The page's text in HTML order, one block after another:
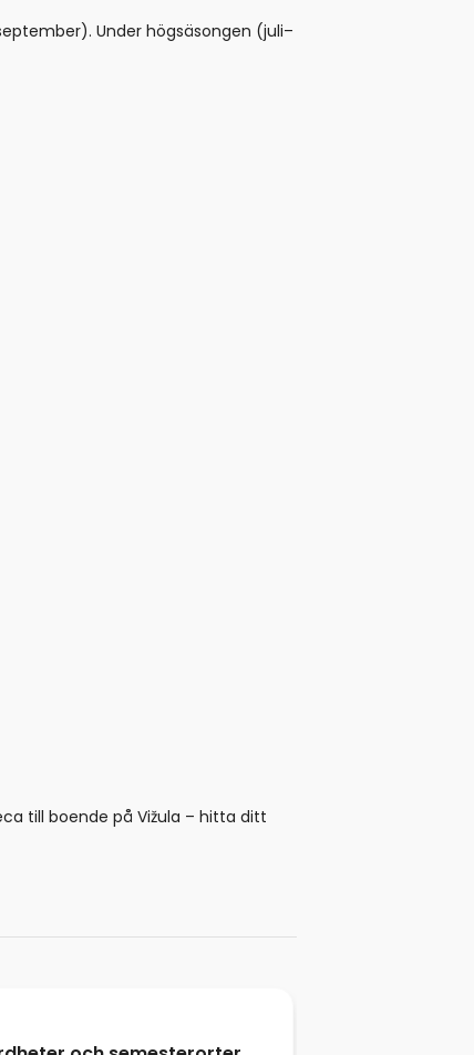
Under högsäsongen (juli–
till boende på Vižula – hitta ditt